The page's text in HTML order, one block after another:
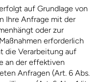
auf Grundlage von
Ihre Anfrage mit der
oder zur
erforderlich
die Verarbeitung auf
an der effektiven
Anfragen (Art. 6 Abs.